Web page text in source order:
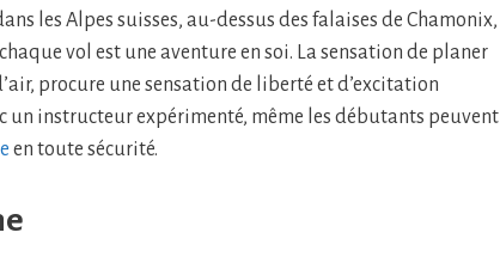
les Alpes suisses, au-dessus des falaises de Chamonix,
vol est une aventure en soi. La sensation de planer
procure une sensation de liberté et d’excitation
un instructeur expérimenté, même les débutants peuvent
en toute sécurité.